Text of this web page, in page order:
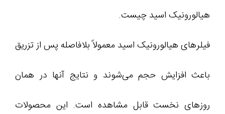
هیالورونیک اسید چیست.
فیلرهای هیالورونیک اسید معمولاً بلافاصله پس از تزریق
باعث افزایش حجم می‌شوند و نتایج آنها در همان
روزهای نخست قابل مشاهده است. این محصولات